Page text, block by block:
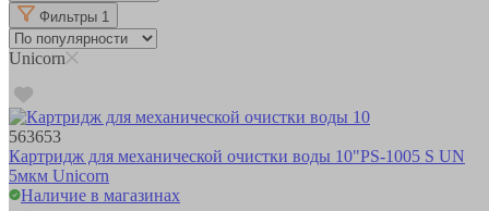
Фильтры 1
Unicorn
563653
Картридж для механической очистки воды 10"PS-1005 S UN
5мкм Unicorn
Наличие в магазинах